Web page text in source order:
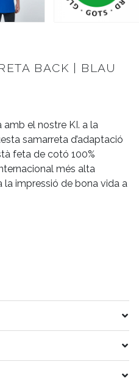
BACK | BLAU
el nostre KI. a la
samarreta d’adaptació
feta de cotó 100%
més alta
la impressió de bona vida a